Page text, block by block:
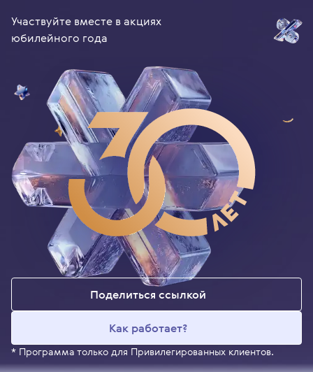
Участвуйте вместе в акциях
юбилейного года
Поделиться ссылкой
Как работает?
* Программа только для Привилегированных клиентов.